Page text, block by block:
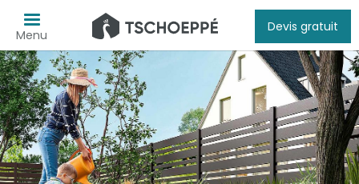
Menu
Devis gratuit